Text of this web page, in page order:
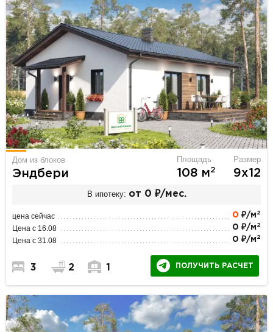
Дом из блоков
Эндбери
Площадь
108 м2
Размер
9х12
В ипотеку: от 0 ₽/мес.
цена сейчас 0 ₽/м 2
Цена с 16.08 0 ₽/м 2
Цена с 31.08 0 ₽/м 2
3 2 1 ПОЛУЧИТЬ РАСЧЕТ